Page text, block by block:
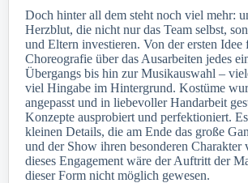
Doch hinter all dem steht noch viel mehr:
Herzblut, die nicht nur das Team selbst,
und Eltern investieren. Von der ersten Idee
Choreografie über das Ausarbeiten jedes
Übergangs bis hin zur Musikauswahl –
viel Hingabe im Hintergrund. Kostüme
angepasst und in liebevoller Handarbeit
Konzepte ausprobiert und perfektioniert.
kleinen Details, die am Ende das große
und der Show ihren besonderen Charakter
dieses Engagement wäre der Auftritt der
dieser Form nicht möglich gewesen.